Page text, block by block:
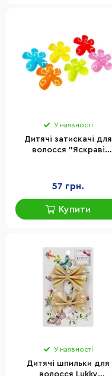
У наявності
Дитячі затискачі для
волосся "Яскраві
57 грн.
Купити
У наявності
Дитячі шпильки для
волосся Lukky